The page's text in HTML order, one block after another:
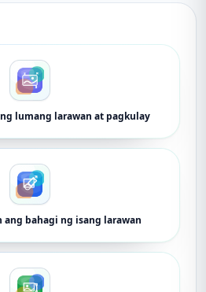
lumang larawan at pagkulay
bahagi ng isang larawan